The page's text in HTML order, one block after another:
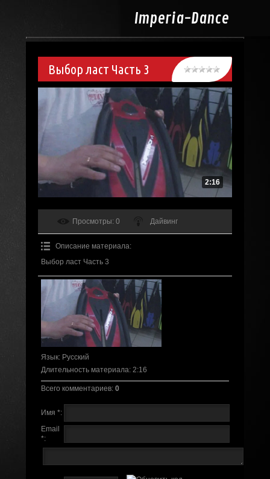
Imperia-Dance
Выбор ласт Часть 3
2:16
Просмотры: 0 Дайвинг
Описание материала:
Выбор ласт Часть 3
Язык: Русский
Длительность материала: 2:16
Всего комментариев: 0
Имя *:
Email
*: